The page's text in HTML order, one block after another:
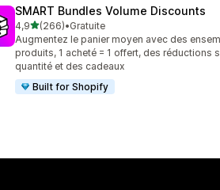
SMART Bundles Volume Discounts
4,9étoile(s) sur 5
(266)
266 avis au total
•Gratuite
Augmentez le panier moyen avec des
produits, 1 acheté = 1 offert, des réductions
quantité et des cadeaux
Built for Shopify